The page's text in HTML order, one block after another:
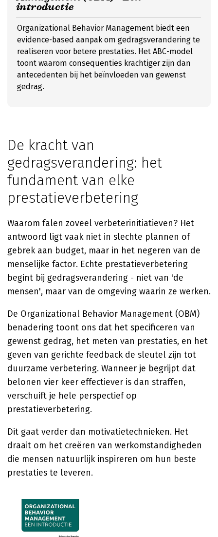
introductie
Organizational Behavior Management biedt een
evidence-based aanpak om gedragsverandering te
realiseren voor betere prestaties. Het ABC-model
toont waarom consequenties krachtiger zijn dan
antecedenten bij het beïnvloeden van gewenst
gedrag.
De kracht van
gedragsverandering: het
fundament van elke
prestatieverbetering
Waarom falen zoveel verbeterinitiatieven? Het
antwoord ligt vaak niet in slechte plannen of
gebrek aan budget, maar in het negeren van de
menselijke factor. Echte prestatieverbetering
begint bij gedragsverandering - niet van 'de
mensen', maar van de omgeving waarin ze werken.
De Organizational Behavior Management (OBM)
benadering toont ons dat het specificeren van
gewenst gedrag, het meten van prestaties, en het
geven van gerichte feedback de sleutel zijn tot
duurzame verbetering. Wanneer je begrijpt dat
belonen vier keer effectiever is dan straffen,
verschuift je hele perspectief op
prestatieverbetering.
Dit gaat verder dan motivatietechnieken. Het
draait om het creëren van werkomstandigheden
die mensen natuurlijk inspireren om hun beste
prestaties te leveren.